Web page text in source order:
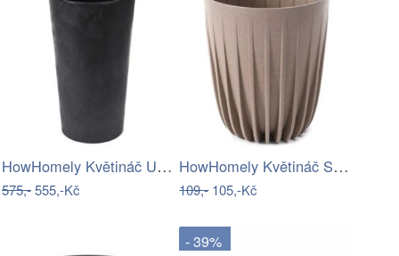
HowHomely Květináč URBANIKA 57 cm černý…
575,-555,-Kč
HowHomely Květináč STRIPPED ECO VII 19…
109,-105,-Kč
- 39%